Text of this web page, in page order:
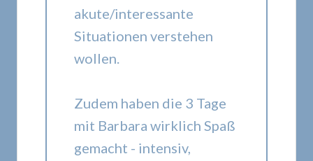
akute/interessante
Situationen verstehen
wollen.
Zudem haben die 3 Tage
mit Barbara wirklich Spaß
gemacht - intensiv,